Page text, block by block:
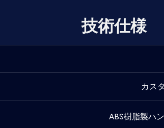
技術仕様
カス
ABS樹脂製ハ